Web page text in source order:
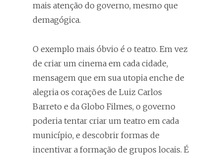
mais atenção do governo, mesmo que
demagógica.
O exemplo mais óbvio é o teatro. Em vez
de criar um cinema em cada cidade,
mensagem que em sua utopia enche de
alegria os corações de Luiz Carlos
Barreto e da Globo Filmes, o governo
poderia tentar criar um teatro em cada
município, e descobrir formas de
incentivar a formação de grupos locais. É